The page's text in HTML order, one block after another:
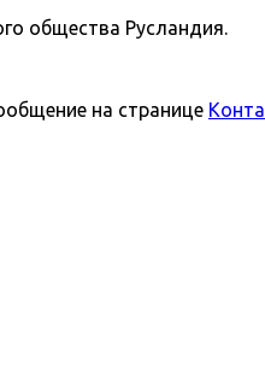
общества Русландия.
на странице